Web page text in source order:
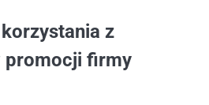
z
promocji firmy